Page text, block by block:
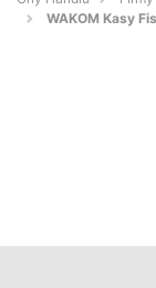
WAKOM Kasy